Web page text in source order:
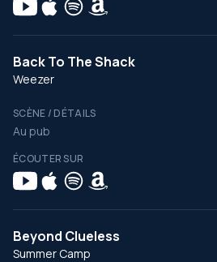
Back To The Shack
Weezer
SCÈNE / DÉTAILS
Au pub
ÉCOUTER SUR
Beyond Clueless
Summer Camp